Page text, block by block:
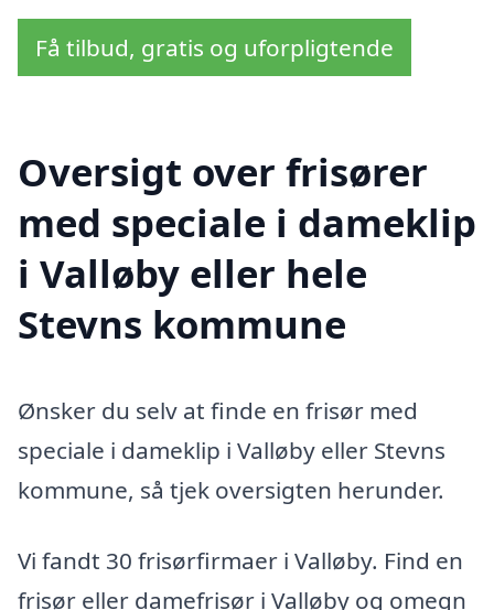
Få tilbud, gratis og uforpligtende
Oversigt over frisører
med speciale i dameklip
i Valløby eller hele
Stevns kommune
Ønsker du selv at finde en frisør med
speciale i dameklip i Valløby eller Stevns
kommune, så tjek oversigten herunder.
Vi fandt 30 frisørfirmaer i Valløby. Find en
frisør eller damefrisør i Valløby og omegn